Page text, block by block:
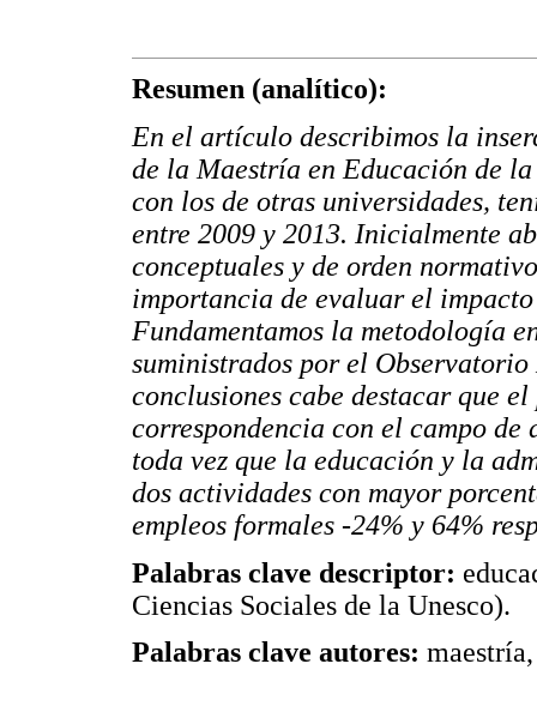
Resumen (analítico):
En el artículo describimos la
de la Maestría en Educación de
con los de otras universidades,
entre 2009 y 2013. Inicialmente
conceptuales y de orden
importancia de evaluar el
Fundamentamos la metodología
suministrados por el
conclusiones cabe destacar que
correspondencia con el campo de
toda vez que la educación y la
dos actividades con mayor
empleos formales -24% y 64%
Palabras clave descriptor:
Ciencias Sociales de la Unesco).
Palabras clave autores: